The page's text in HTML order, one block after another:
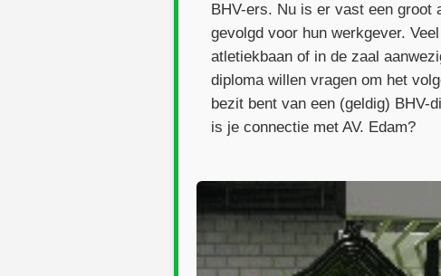
BHV-ers. Nu is er vast een groot
gevolgd voor hun werkgever.
atletiekbaan of in de zaal
diploma willen vragen om het
bezit bent van een (geldig) BHV-
is je connectie met AV. Edam?